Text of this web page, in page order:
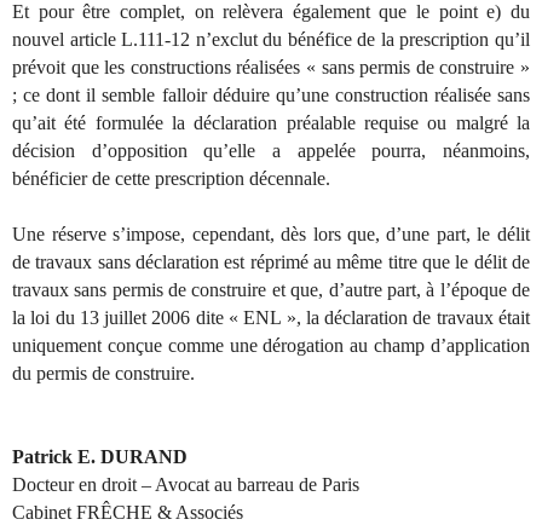
Et pour être complet, on relèvera également que le point e) du
nouvel article L.111-12 n’exclut du bénéfice de la prescription qu’il
prévoit que les constructions réalisées « sans permis de construire »
; ce dont il semble falloir déduire qu’une construction réalisée sans
qu’ait été formulée la déclaration préalable requise ou malgré la
décision d’opposition qu’elle a appelée pourra, néanmoins,
bénéficier de cette prescription décennale.
Une réserve s’impose, cependant, dès lors que, d’une part, le délit
de travaux sans déclaration est réprimé au même titre que le délit de
travaux sans permis de construire et que, d’autre part, à l’époque de
la loi du 13 juillet 2006 dite « ENL », la déclaration de travaux était
uniquement conçue comme une dérogation au champ d’application
du permis de construire.
Patrick E. DURAND
Docteur en droit – Avocat au barreau de Paris
Cabinet FRÊCHE & Associés